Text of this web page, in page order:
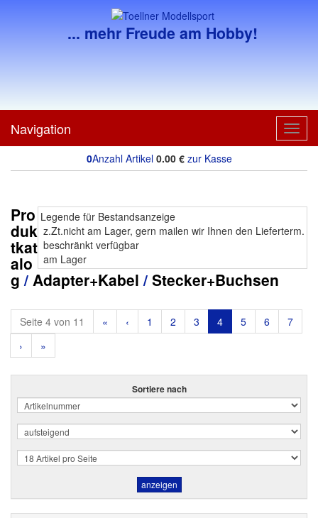
... mehr Freude am Hobby!
Navigation
0Anzahl Artikel 0.00€ zur Kasse
Legende für Bestandsanzeige
z.Zt.nicht am Lager, gern mailen wir Ihnen den Lieferterm.
beschränkt verfügbar
am Lager
Pro
duk
tkat
alo
g / Adapter+Kabel / Stecker+Buchsen
Seite 4 von 11 « ‹ 1 2 3 4 5 6
7
›
»
Sortiere nach